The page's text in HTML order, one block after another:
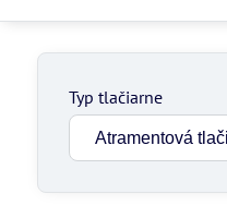
Typ tlačiarne